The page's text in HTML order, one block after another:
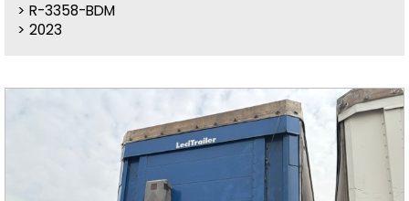
R-3358-BDM
2023